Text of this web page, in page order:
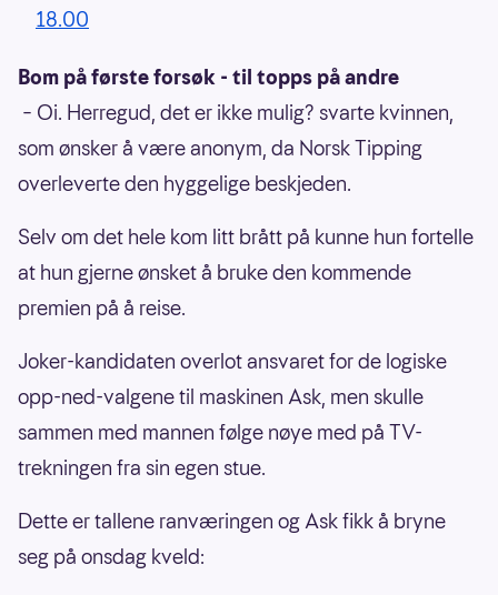
18.00
Bom på første forsøk - til topps på andre
– Oi. Herregud, det er ikke mulig? svarte kvinnen,
som ønsker å være anonym, da Norsk Tipping
overleverte den hyggelige beskjeden.
Selv om det hele kom litt brått på kunne hun fortelle
at hun gjerne ønsket å bruke den kommende
premien på å reise.
Joker-kandidaten overlot ansvaret for de logiske
opp-ned-valgene til maskinen Ask, men skulle
sammen med mannen følge nøye med på TV-
trekningen fra sin egen stue.
Dette er tallene ranværingen og Ask fikk å bryne
seg på onsdag kveld: